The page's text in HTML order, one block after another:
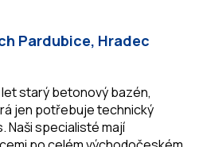
Pardubice, Hradec
starý betonový bazén,
jen potřebuje technický
Naši specialisté mají